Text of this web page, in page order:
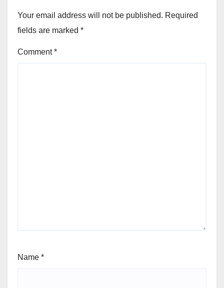
Your email address will not be published. Required
fields are marked *
Comment*
Name *